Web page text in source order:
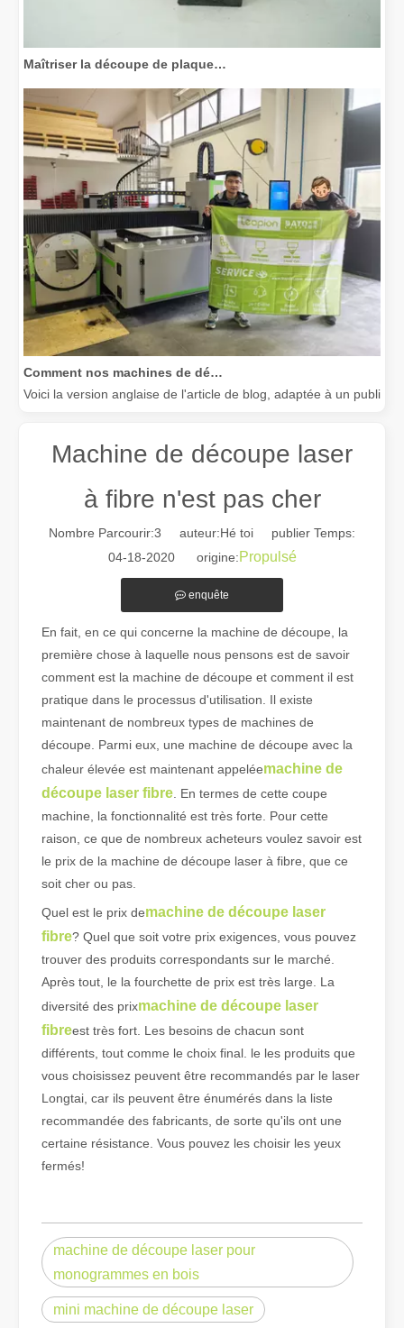
Voici la version anglaise de l'article de blog, adaptée à un public
Guide 2026 : Comment les machines de découpe de tubes au laser à fibre révolutionnent la fabrication de tuyaux
Guide 2026 : Comment les machines de découpe de tubes au
Qu'est-ce que la découpe laser de tubes ?
La découpe laser de tubes est une technologie clé dans une
La découpe laser du métal est une méthode de précision
Machine de découpe laser
à fibre n'est pas cher
Nombre Parcourir:3 auteur:Hé toi publier Temps:
04-18-2020 origine:Propulsé
enquête
En fait, en ce qui concerne la machine de découpe, la
première chose à laquelle nous pensons est de savoir
comment est la machine de découpe et comment il est
pratique dans le processus d'utilisation. Il existe
maintenant de nombreux types de machines de
découpe. Parmi eux, une machine de découpe avec la
chaleur élevée est maintenant appeléemachine de
découpe laser fibre . En termes de cette coupe
machine, la fonctionnalité est très forte. Pour cette
raison, ce que de nombreux acheteurs voulez savoir est
le prix de la machine de découpe laser à fibre, que ce
soit cher ou pas.
Quel est le prix demachine de découpe laser
fibre? Quel que soit votre prix exigences, vous pouvez
trouver des produits correspondants sur le marché.
Après tout, le la fourchette de prix est très large. La
diversité des prixmachine de découpe laser
fibreest très fort. Les besoins de chacun sont
différents, tout comme le choix final. le les produits que
vous choisissez peuvent être recommandés par le laser
Longtai, car ils peuvent être énumérés dans la liste
recommandée des fabricants, de sorte qu'ils ont une
certaine résistance. Vous pouvez les choisir les yeux
fermés!
machine de découpe laser pour
monogrammes en bois
mini machine de découpe laser